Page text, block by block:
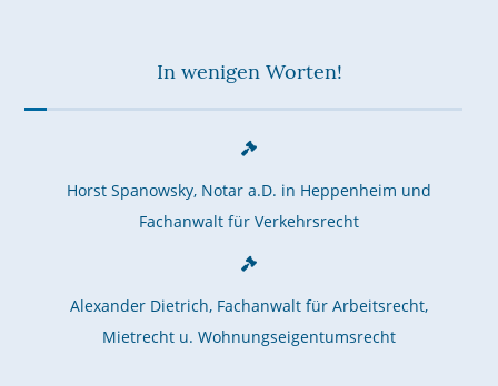
In wenigen Worten!
Horst Spanowsky, Notar a.D. in Heppenheim und
Fachanwalt für Verkehrsrecht
Alexander Dietrich, Fachanwalt für Arbeitsrecht,
Mietrecht u. Wohnungseigentumsrecht